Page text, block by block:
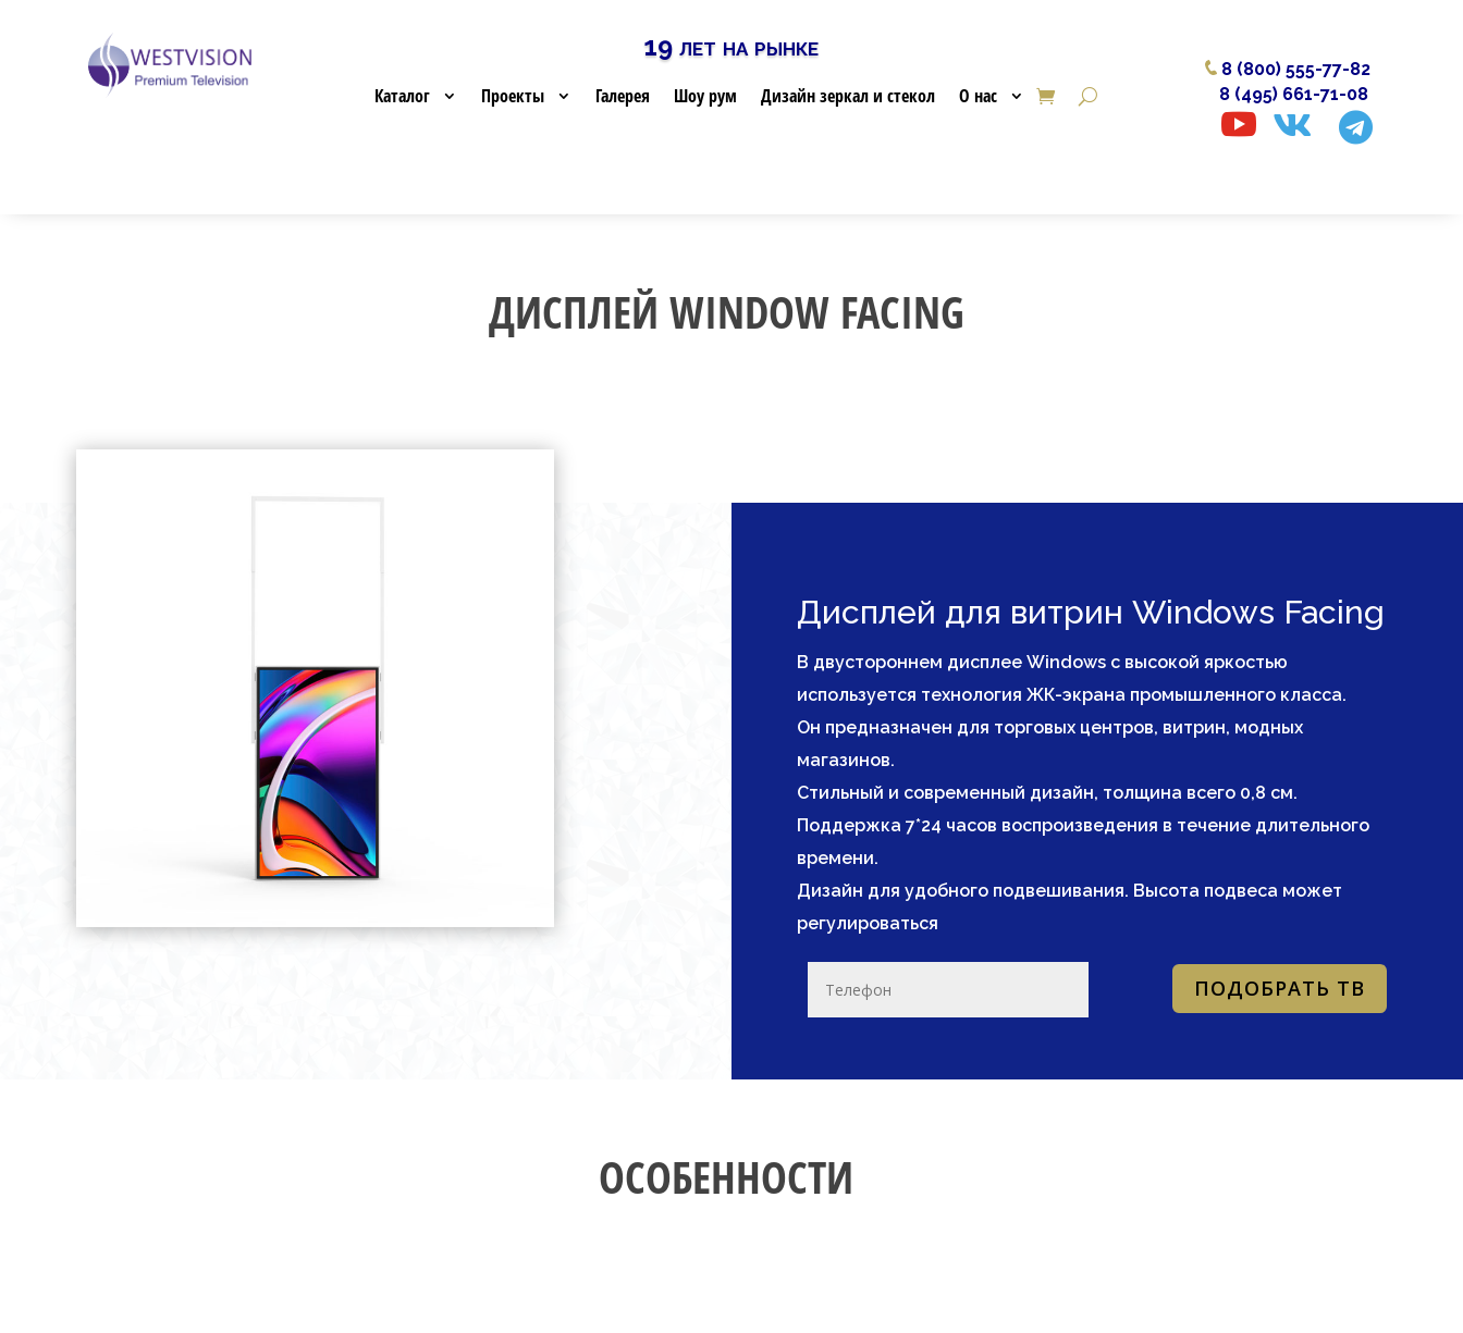
19 лет на рынке
Каталог Проекты Галерея Шоу рум Дизайн зеркал и стекол О нас
8 (800) 555-77-82
8 (495) 661-71-08
  
ДИСПЛЕЙ WINDOW FACING
Дисплей для витрин Windows Facing
В двустороннем дисплее Windows с высокой яркостью
используется технология ЖК-экрана промышленного класса.
Он предназначен для торговых центров, витрин, модных
магазинов.
Стильный и современный дизайн, толщина всего 0,8 см.
Поддержка 7*24 часов воспроизведения в течение длительного
времени.
Дизайн для удобного подвешивания. Высота подвеса может
регулироваться
ПОДОБРАТЬ ТВ
ОСОБЕННОСТИ